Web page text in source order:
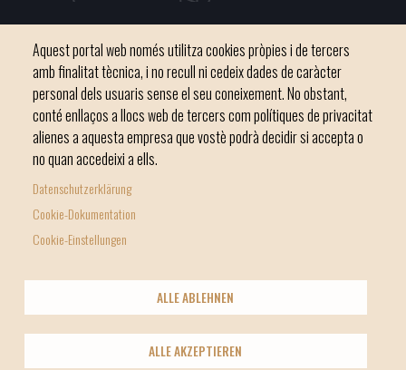
Footer
menu
-
2
Inici Ajuntament El nostre municipi
Phone 971 84 91 00 - CIF: P0703300D
Aquest portal web només utilitza cookies pròpies i de tercers
amb finalitat tècnica, i no recull ni cedeix dades de caràcter
personal dels usuaris sense el seu coneixement. No obstant,
conté enllaços a llocs web de tercers com polítiques de privacitat
alienes a aquesta empresa que vostè podrà decidir si accepta o
no quan accedeixi a ells.
Datenschutzerklärung
Cookie-Dokumentation
Cookie-Einstellungen
ALLE ABLEHNEN
ALLE AKZEPTIEREN
© Ajuntament de Manacor
Footer
Licencia Creative Commons
Política de galetes (Cookies)
Política de privacitat
Xarxes socials